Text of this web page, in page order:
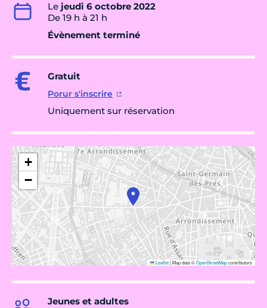
Le jeudi 6 octobre 2022
De 19 h à 21 h
Évènement terminé
Gratuit
Porur s'inscrire
Uniquement sur réservation
+
−
Leaflet|Map data ©OpenStreetMapcontributors
Jeunes et adultes